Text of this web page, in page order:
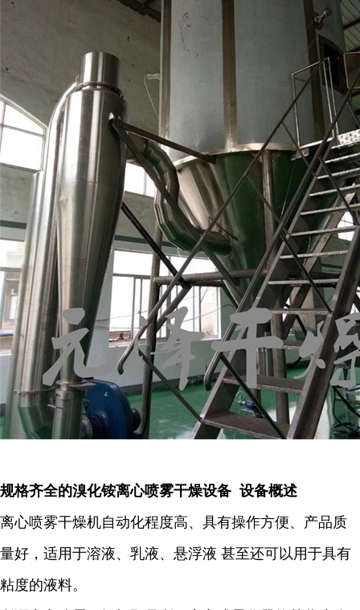
规格齐全的溴化铵离心喷雾干燥设备 设备概述
离心喷雾干燥机自动化程度高、具有操作方便、产品质
量好，适用于溶液、乳液、悬浮液 甚至还可以用于具有
粘度的液料。